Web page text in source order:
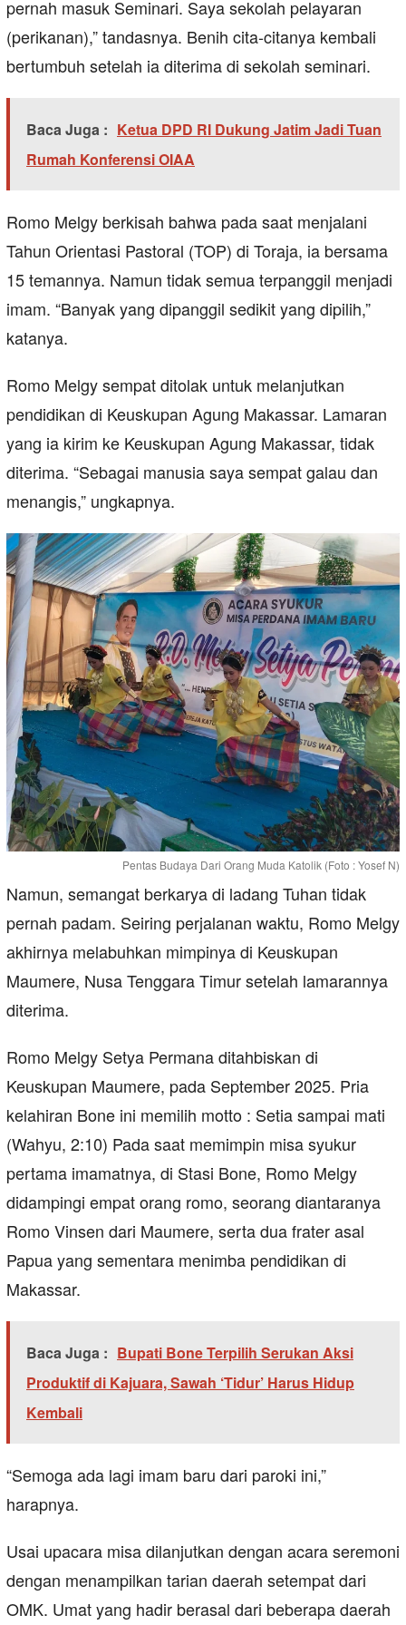
pernah masuk Seminari. Saya sekolah pelayaran
(perikanan),” tandasnya. Benih cita-citanya kembali
bertumbuh setelah ia diterima di sekolah seminari.
Baca Juga : Ketua DPD RI Dukung Jatim Jadi Tuan
Rumah Konferensi OIAA
Romo Melgy berkisah bahwa pada saat menjalani
Tahun Orientasi Pastoral (TOP) di Toraja, ia bersama
15 temannya. Namun tidak semua terpanggil menjadi
imam. “Banyak yang dipanggil sedikit yang dipilih,”
katanya.
Romo Melgy sempat ditolak untuk melanjutkan
pendidikan di Keuskupan Agung Makassar. Lamaran
yang ia kirim ke Keuskupan Agung Makassar, tidak
diterima. “Sebagai manusia saya sempat galau dan
menangis,” ungkapnya.
Pentas Budaya Dari Orang Muda Katolik (Foto : Yosef N)
Namun, semangat berkarya di ladang Tuhan tidak
pernah padam. Seiring perjalanan waktu, Romo Melgy
akhirnya melabuhkan mimpinya di Keuskupan
Maumere, Nusa Tenggara Timur setelah lamarannya
diterima.
Romo Melgy Setya Permana ditahbiskan di
Keuskupan Maumere, pada September 2025. Pria
kelahiran Bone ini memilih motto : Setia sampai mati
(Wahyu, 2:10) Pada saat memimpin misa syukur
pertama imamatnya, di Stasi Bone, Romo Melgy
didampingi empat orang romo, seorang diantaranya
Romo Vinsen dari Maumere, serta dua frater asal
Papua yang sementara menimba pendidikan di
Makassar.
Baca Juga : Bupati Bone Terpilih Serukan Aksi
Produktif di Kajuara, Sawah ‘Tidur’ Harus Hidup
Kembali
“Semoga ada lagi imam baru dari paroki ini,”
harapnya.
Usai upacara misa dilanjutkan dengan acara seremoni
dengan menampilkan tarian daerah setempat dari
OMK. Umat yang hadir berasal dari beberapa daerah